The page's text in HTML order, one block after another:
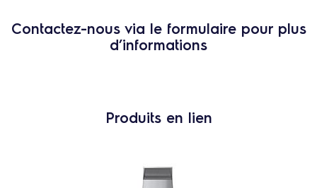
Contactez-nous via le formulaire pour plus
d’informations
Produits en lien